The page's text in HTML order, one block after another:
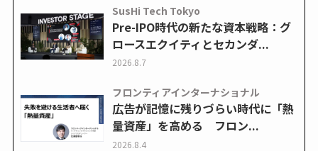
SusHi Tech Tokyo
Pre-IPO時代の新たな資本戦略：グ
ロースエクイティとセカンダ...
2026.8.7
フロンティアインターナショナル
広告が記憶に残りづらい時代に「熱
量資産」を高める フロン...
2026.8.4